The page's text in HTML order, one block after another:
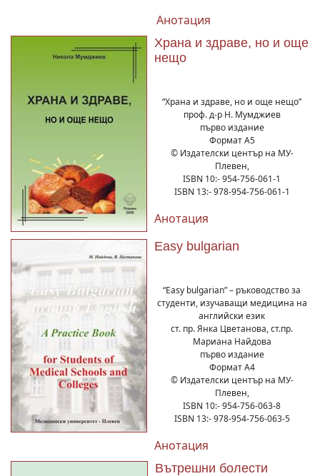
Анотация
Храна и здраве, но и още
нещо
“Храна и здраве, но и още нещо”
проф. д-р Н. Мумджиев
първо издание
Формат А5
© Издателски център на МУ-
Плевен,
ISBN 10:- 954-756-061-1
ISBN 13:- 978-954-756-061-1
Анотация
Easy bulgarian
“Easy bulgarian” – ръководство за
студенти, изучаващи медицина на
английски език
ст. пр. Янка Цветанова, ст.пр.
Мариана Найдова
първо издание
Формат А4
© Издателски център на МУ-
Плевен,
ISBN 10:- 954-756-063-8
ISBN 13:- 978-954-756-063-5
Анотация
Вътрешни болести